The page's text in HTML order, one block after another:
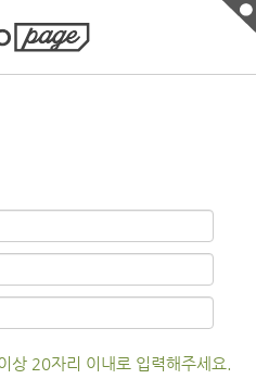
상 20자리 이내로 입력해주세요.